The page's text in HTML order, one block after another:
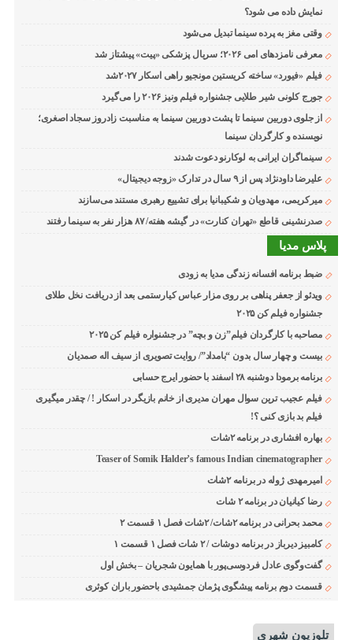
نمایش داده می شود؟
وقتی مغز به پرده سینما تبدیل می‌شود
معرفی نامزدهای امی ۲۰۲۶؛ سریال پزشکی «پیت» پیشتاز شد
فیلم «فیورد» ساخته کریستین مونجیو راهی اسکار ۲۰۲۷شد
جورج کلونی شیر طلایی جشنواره فیلم ونیز ۲۰۲۶ را می‌گیرد
از جلوی دوربین سینما تا پشت دوربین سینما به مناسبت زادروز سجاد اصغری؛
نویسنده و کارگردان سینما
سینماگران ایرانی به لوکارنو دعوت شدند
علیرضا داودنژاد پس از ۹ سال در تدارک «زوجه دیجیتال»
میرکریمی، مهدویان و شکیبانیا برای تشییع رهبری مستند می‌سازند
صدرنشینی قاطع «تهران کنارت» در گیشه هفته/ ۸۷ هزار نفر به سینما رفتند
پلاس مدیا
ضبط برنامه افسانه زندگی مدیا به زودی
ویدئو از جعفر پناهی بر روی مزار عباس کیارستمی بعد از دریافت نخل طلای
جشنواره فیلم کن ۲۰۲۵
مصاحبه با کارگردان فیلم”زن و بچه” در جشنواره فیلم کن ۲۰۲۵
بیست و چهار سال بدون “بامداد”/ روایت تصویری از سیف اله صمدیان
برنامه برمودا دوشنبه ۲۸ اسفند با حضور ایرج حسابی
فیلم عجیب ترین سوال مهران مدیری از خانم بازیگر در اسکار ! / چقدر میگیری
فیلم بد بازی کنی ؟!
بهاره افشاری در برنامه ۲شات
Teaser of Somik Halder’s famous Indian cinematographer
امیرمهدی ژوله در برنامه ۲شات
رضا کیانیان در برنامه ۲ شات
محمد بحرانی در برنامه ۲شات/ ۲شات فصل ۱ قسمت ۲
کامبیز دیرباز در برنامه دوشات / ۲ شات فصل ۱ قسمت ۱
گفت‌وگوی عادل فردوسی‌پور با همایون شجریان – بخش اول
قسمت دوم برنامه پیشگوی پژمان جمشیدی باحضور باران کوثری
تلوزیون شهری